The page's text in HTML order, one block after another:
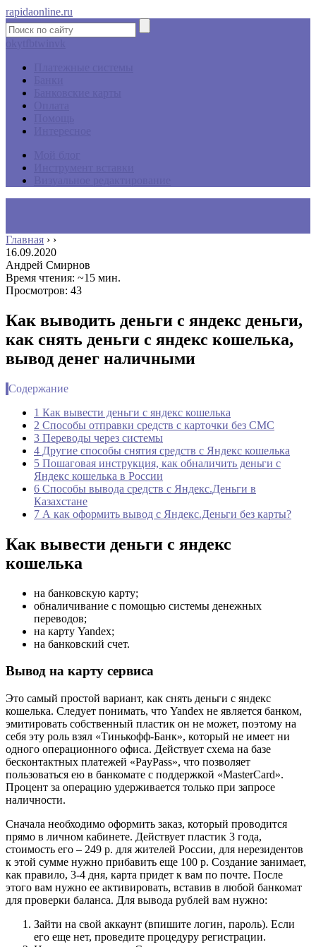
rapidaonline.ru
Главная › ›
16.09.2020
Андрей Смирнов
Время чтения: ~15 мин.
Просмотров: 43
Как выводить деньги с яндекс деньги,
как снять деньги с яндекс кошелька,
вывод денег наличными
Содержание
1 Как вывести деньги с яндекс кошелька
2 Способы отправки средств с карточки без СМС
3 Переводы через системы
4 Другие способы снятия средств с Яндекс кошелька
5 Пошаговая инструкция, как обналичить деньги с
Яндекс кошелька в России
6 Способы вывода средств с Яндекс.Деньги в
Казахстане
7 А как оформить вывод с Яндекс.Деньги без карты?
Как вывести деньги с яндекс
кошелька
на банковскую карту;
обналичивание с помощью системы денежных
переводов;
на карту Yandex;
на банковский счет.
Вывод на карту сервиса
Это самый простой вариант, как снять деньги с яндекс
кошелька. Следует понимать, что Yandex не является банком,
эмитировать собственный пластик он не может, поэтому на
себя эту роль взял «Тинькофф-Банк», который не имеет ни
одного операционного офиса. Действует схема на базе
бесконтактных платежей «PayPass», что позволяет
пользоваться ею в банкомате с поддержкой «MasterCard».
Процент за операцию удерживается только при запросе
наличности.
Сначала необходимо оформить заказ, который проводится
прямо в личном кабинете. Действует пластик 3 года,
стоимость его – 249 р. для жителей России, для нерезидентов
к этой сумме нужно прибавить еще 100 р. Создание занимает,
как правило, 3-4 дня, карта придет к вам по почте. После
этого вам нужно ее активировать, вставив в любой банкомат
для проверки баланса. Для вывода рублей вам нужно:
Зайти на свой аккаунт (впишите логин, пароль). Если
его еще нет, проведите процедуру регистрации.